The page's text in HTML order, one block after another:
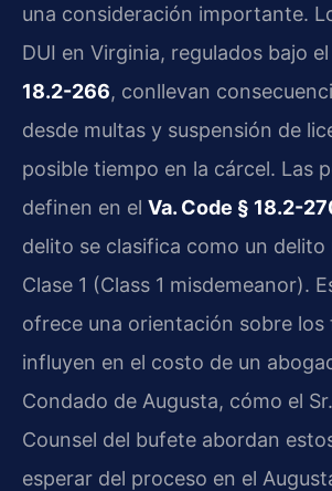
una consideración importante.
DUI en Virginia, regulados bajo el
18.2-266, conllevan
desde multas y suspensión de
posible tiempo en la cárcel. Las
definen en el Va. Code § 18.2-
delito se clasifica como un delito
Clase 1 (Class 1 misdemeanor).
ofrece una orientación sobre los
influyen en el costo de un
Condado de Augusta, cómo el
Counsel del bufete abordan
esperar del proceso en el